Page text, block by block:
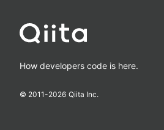
How developers code is here.
© 2011-2026 Qiita Inc.